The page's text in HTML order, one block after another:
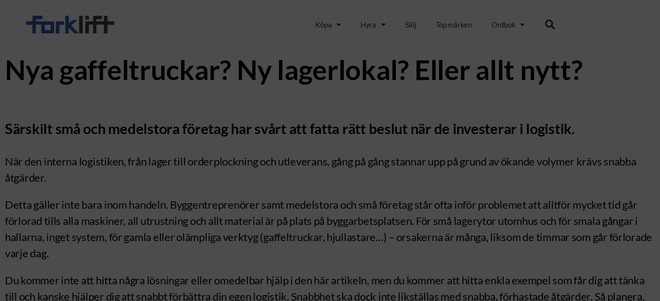
Köpa Hyra Sälj Top märken Ordbok
Nya gaffeltruckar? Ny lagerlokal? Eller allt nytt?
Särskilt små och medelstora företag har svårt att fatta rätt beslut när de investerar i logistik.
När den interna logistiken, från lager till orderplockning och utleverans, gång på gång stannar upp på grund av ökande volymer krävs snabba
åtgärder.
Detta gäller inte bara inom handeln. Byggentreprenörer samt medelstora och små företag står ofta inför problemet att alltför mycket tid går
förlorad tills alla maskiner, all utrustning och allt material är på plats på byggarbetsplatsen. För små lagerytor utomhus och för smala gångar i
hallarna, inget system, för gamla eller olämpliga verktyg (gaffeltruckar, hjullastare…) – orsakerna är många, liksom de timmar som går förlorade
varje dag.
Du kommer inte att hitta några lösningar eller omedelbar hjälp i den här artikeln, men du kommer att hitta enkla exempel som får dig att tänka
till och kanske hjälper dig att snabbt förbättra din egen logistik. Snabbhet ska dock inte likställas med snabba, förhastade åtgärder. Så planera,